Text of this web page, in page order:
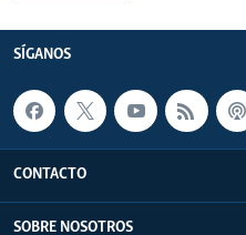
SÍGANOS
CONTACTO
SOBRE NOSOTROS